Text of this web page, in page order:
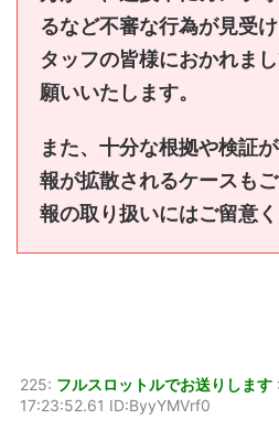
るなど不審な行為が見受
タッフの皆様におかれま
願いいたします。
また、十分な根拠や検証
報が拡散されるケースも
報の取り扱いにはご留意く
225: フルスロットルでお送りします :
17:23:52.61 ID:ByyYMVrf0